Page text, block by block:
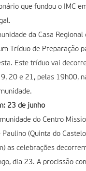
que fundou o IMC
da Casa Regional
Tríduo de Preparação
Este tríduo vai
20 e 21, pelas 19h00,
23 de junho
do Centro
Paulino (Quinta do
as celebrações
dia 23. A procissão